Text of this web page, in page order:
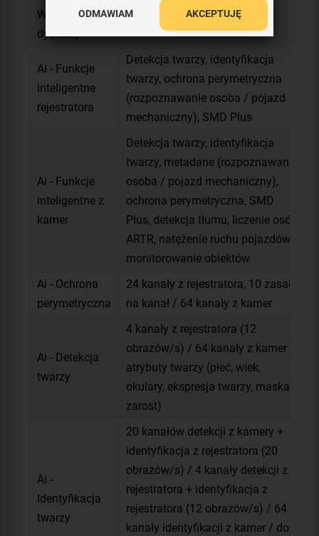
Waga (bez
dysków)
Ai - Funkcje
inteligentne
rejestratora
Detekcja twarzy, identyfikacja
twarzy, ochrona perymetryczna
(rozpoznawanie osoba / pojazd
mechaniczny), SMD Plus
Ai - Funkcje
inteligentne z
kamer
Detekcja twarzy, identyfikacja
twarzy, metadane (rozpoznawanie
osoba / pojazd mechaniczny),
ochrona perymetryczna, SMD
Plus, detekcja tłumu, liczenie osób,
ARTR, natężenie ruchu pojazdów,
monitorowanie obiektów
Ai - Ochrona
perymetryczna
24 kanały z rejestratora, 10 zasad
na kanał / 64 kanały z kamer
Ai - Detekcja
twarzy
4 kanały z rejestratora (12
obrazów/s) / 64 kanały z kamer /
atrybuty twarzy (płeć, wiek,
okulary, ekspresja twarzy, maska,
zarost)
Ai -
Identyfikacja
twarzy
20 kanałów detekcji z kamery +
identyfikacja z rejestratora (20
obrazów/s) / 4 kanały detekcji z
rejestratora + identyfikacja z
rejestratora (12 obrazów/s) / 64
kanały identyfikacji z kamer / do
ODMAWIAM AKCEPTUJĘ